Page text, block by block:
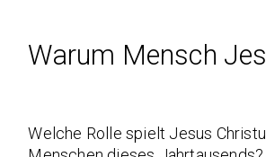
Warum Mensch
Welche Rolle spielt Jesus